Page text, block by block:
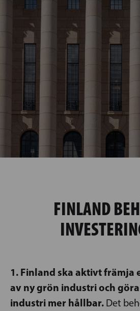
FINLAND
1. Finland ska aktivt främja
av ny grön industri och
industri mer hållbar. Det